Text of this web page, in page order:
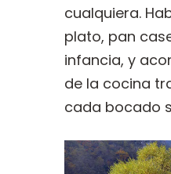
cualquiera.
plato, pan
infancia, y
de la cocina
cada bocado